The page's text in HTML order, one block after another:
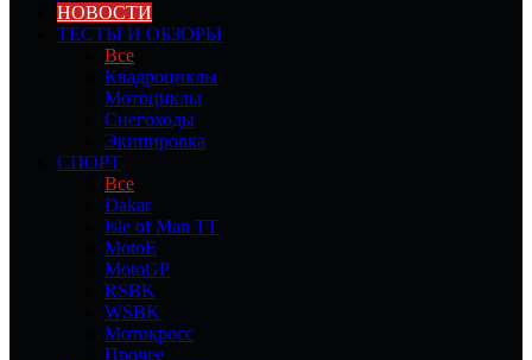
НОВОСТИ
ТЕСТЫ И ОБЗОРЫ
Все
Квадроциклы
Мотоциклы
Снегоходы
Экипировка
СПОРТ
Все
Dakar
Isle of Man TT
MotoE
MotoGP
RSBK
WSBK
Мотокросс
Прочее